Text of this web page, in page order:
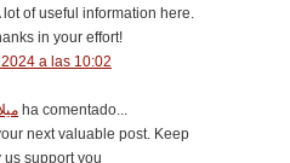
lot of useful information here.
in your effort!
a las 10:02
ha comentado...
next valuable post. Keep
support you